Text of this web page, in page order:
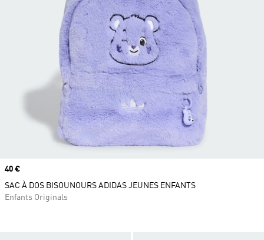
Prix
40 €
SAC À DOS BISOUNOURS ADIDAS JEUNES ENFANTS
Enfants Originals